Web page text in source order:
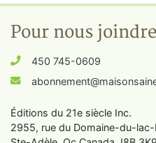
Pour nous joindre
450 745-0609
Éditions du 21e siècle Inc.
2955, rue du Domaine-du-lac-